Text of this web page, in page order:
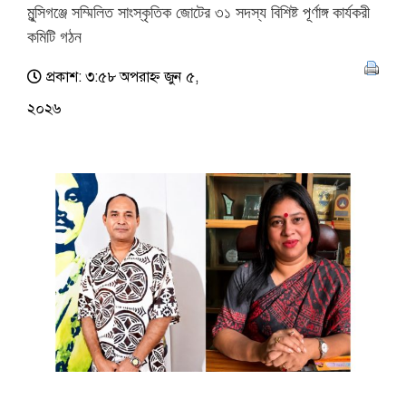
মুন্সিগঞ্জে সম্মিলিত সাংস্কৃতিক জোটের ৩১ সদস্য বিশিষ্ট পূর্ণাঙ্গ কার্যকরী
কমিটি গঠন
প্রকাশ: ৩:৫৮ অপরাহ্ণ জুন ৫,
২০২৬